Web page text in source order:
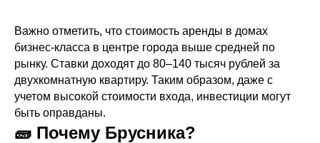
Важно отметить, что стоимость аренды в домах
бизнес-класса в центре города выше средней по
рынку. Ставки доходят до 80–140 тысяч рублей за
двухкомнатную квартиру. Таким образом, даже с
учетом высокой стоимости входа, инвестиции могут
быть оправданы.
🧱 Почему Брусника?